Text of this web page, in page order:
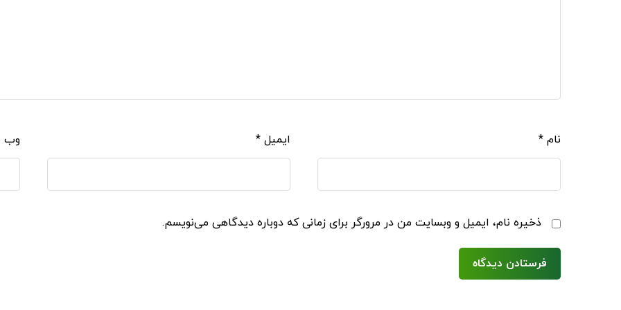
نام * ایمیل * وب‌
ذخیره نام، ایمیل و وبسایت من در مرورگر برای زمانی که دوباره دیدگاهی می‌نویسم.